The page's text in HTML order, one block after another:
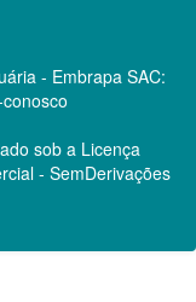
- Embrapa SAC:
sob a Licença
- SemDerivações